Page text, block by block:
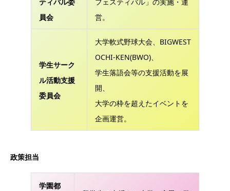
員会
営。
学生サーク
ル活動支援
委員会
大学軟式野球大会、BIGWEST
OCHI-KEN(BWO)、
学生落語会等の支援活動を展
開、
大学の枠を超えたイベントを
企画運営。
政策担当
学園都